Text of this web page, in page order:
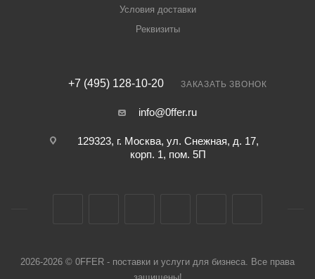
Условия доставки
Реквизиты
+7 (495) 128-10-20 ЗАКАЗАТЬ ЗВОНОК
info@0ffer.ru
129323, г. Москва, ул. Снежная, д. 17,
корп. 1, пом. 5П
2026-2026 © 0FFER - поставки и услуги для бизнеса. Все права